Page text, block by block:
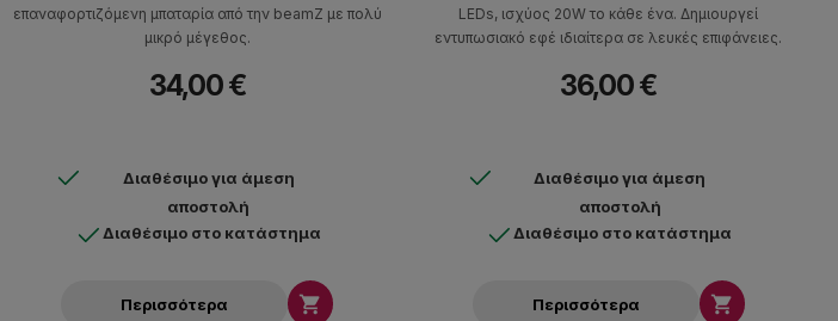
επαναφορτιζόμενη μπαταρία από την beamZ με πολύ
μικρό μέγεθος.
34,00 €
Διαθέσιμο για άμεση
αποστολή
Διαθέσιμο στο κατάστημα
Περισσότερα 
LEDs, ισχύος 20W το κάθε ένα. Δημιουργεί
εντυπωσιακό εφέ ιδιαίτερα σε λευκές επιφάνειες.
36,00 €
Διαθέσιμο για άμεση
αποστολή
Διαθέσιμο στο κατάστημα
Περισσότερα 